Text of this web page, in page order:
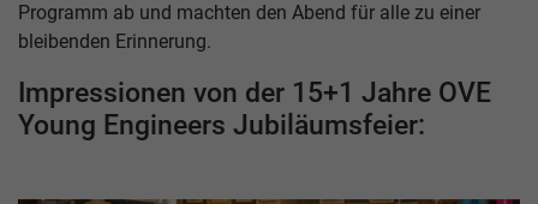
Programm ab und machten den Abend für alle zu einer
bleibenden Erinnerung.
Impressionen von der 15+1 Jahre OVE
Young Engineers Jubiläumsfeier: